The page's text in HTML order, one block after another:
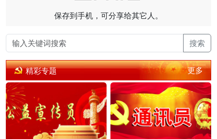
保存到手机，可分享给其它人。
搜索
精彩专题 更多